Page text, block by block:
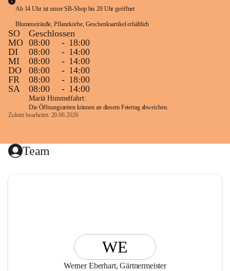
planen wir Ihren Garten nicht nur sondern setzen die Ideen
gleich vor Ort mit fachlichem Know How und unter Einsatz
modernster Werkzeuge und Maschinen um. Egal ob
Neugestaltung, Umgestaltung, Bewässerungsanlagen oder
Pflegearbeiten wie Baum-, Rasen-, oder Heckenschnitt.
In unserem G A R T E N C E N T E R finden Sie neben
Zimmerpflanzen, Bäumen und Sträuchern sowie Exoten
Vasen, Schalen und Pflanzgefäße!
Ab 14 Uhr ist unser SB-Shop bis 20 Uhr geöffnet
Blumensträuße, Pflanzkörbe, Geschenksartikel erhältlich
SO
Geschlossen
MO 08:00 - 18:00
DI
08:00 - 14:00
MI
08:00 - 14:00
DO
08:00 - 14:00
FR
08:00 - 18:00
SA
08:00 - 14:00
Mariä Himmelfahrt:
Die Öffnungszeiten können an diesem Feiertag abweichen.
Zuletzt bearbeitet: 29.06.2026
Team
WE
Werner Eberhart, Gärtnermeister